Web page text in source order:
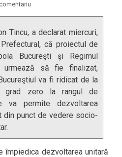
Tincu, a declarat miercuri,
că proiectul de
Bucureşti şi Regimul
urmează să fie finalizat,
va fi ridicat de la
grad zero la rangul de
va permite dezvoltarea
din punct de vedere socio-
împiedica dezvoltarea unitară